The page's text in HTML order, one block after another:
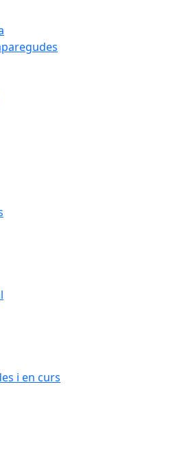
i en curs